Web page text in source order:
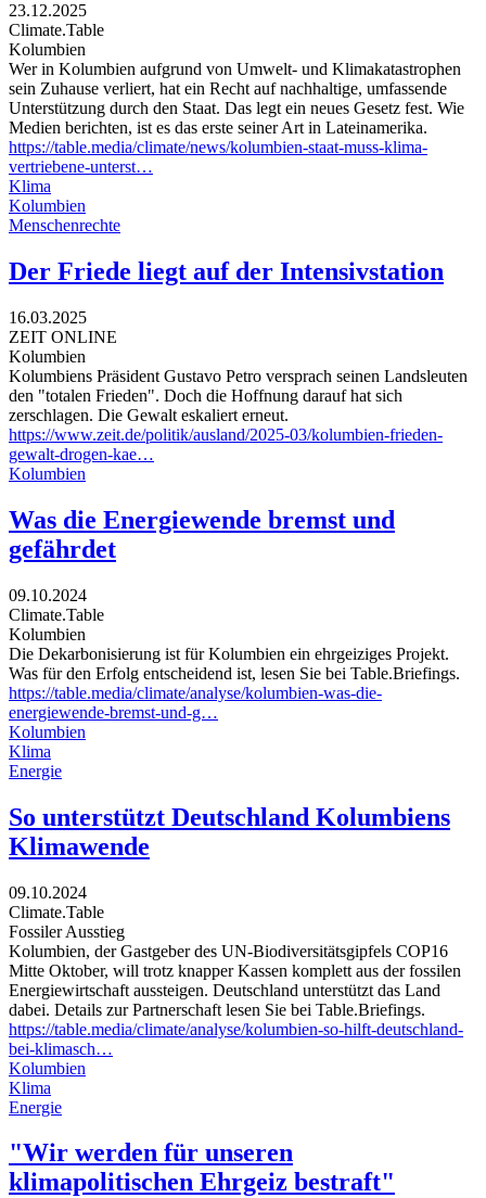
23.12.2025
Climate.Table
Kolumbien
Wer in Kolumbien aufgrund von Umwelt- und Klimakatastrophen
sein Zuhause verliert, hat ein Recht auf nachhaltige, umfassende
Unterstützung durch den Staat. Das legt ein neues Gesetz fest. Wie
Medien berichten, ist es das erste seiner Art in Lateinamerika.
https://table.media/climate/news/kolumbien-staat-muss-klima-
vertriebene-unterst…
Klima
Kolumbien
Menschenrechte
Der Friede liegt auf der Intensivstation
16.03.2025
ZEIT ONLINE
Kolumbien
Kolumbiens Präsident Gustavo Petro versprach seinen Landsleuten
den "totalen Frieden". Doch die Hoffnung darauf hat sich
zerschlagen. Die Gewalt eskaliert erneut.
https://www.zeit.de/politik/ausland/2025-03/kolumbien-frieden-
gewalt-drogen-kae…
Kolumbien
Was die Energiewende bremst und
gefährdet
09.10.2024
Climate.Table
Kolumbien
Die Dekarbonisierung ist für Kolumbien ein ehrgeiziges Projekt.
Was für den Erfolg entscheidend ist, lesen Sie bei Table.Briefings.
https://table.media/climate/analyse/kolumbien-was-die-
energiewende-bremst-und-g…
Kolumbien
Klima
Energie
So unterstützt Deutschland Kolumbiens
Klimawende
09.10.2024
Climate.Table
Fossiler Ausstieg
Kolumbien, der Gastgeber des UN-Biodiversitätsgipfels COP16
Mitte Oktober, will trotz knapper Kassen komplett aus der fossilen
Energiewirtschaft aussteigen. Deutschland unterstützt das Land
dabei. Details zur Partnerschaft lesen Sie bei Table.Briefings.
https://table.media/climate/analyse/kolumbien-so-hilft-deutschland-
bei-klimasch…
Kolumbien
Klima
Energie
"Wir werden für unseren
klimapolitischen Ehrgeiz bestraft"